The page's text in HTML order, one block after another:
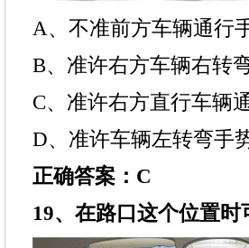
A、不准前方车辆通行
B、准许右方车辆右转
C、准许右方直行车辆
D、准许车辆左转弯手
正确答案：C
19、在路口这个位置